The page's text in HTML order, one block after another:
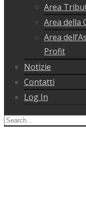
Area
Area della
Area
Profit
Notizie
Contatti
Log In
Search